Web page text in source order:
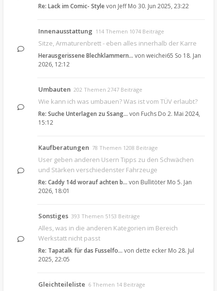
Re: Lack im Comic- Stylevon Jeff Mo 30. Jun 2025, 23:22
Innenausstattung 114 Themen 1074 Beiträge
Sitze, Armaturenbrett - eben alles innerhalb der Karre
Herausgerissene Blechklammern… von weichei65 So 18. Jan
2026, 12:12
Umbauten 202 Themen 2747 Beiträge
Wie kann ich was umbauen? Was ist vom TÜV erlaubt?
Re: Suche Unterlagen zu Ssang… von Fuchs Do 2. Mai 2024,
15:12
Kaufberatungen 78 Themen 1208 Beiträge
User geben anderen Usern Tipps zu den Schwächen
und Stärken verschiedenster Fahrzeuge
Re: Caddy 14d worauf achten b… von Bullitöter Mo 5. Jan
2026, 18:01
Sonstiges 393 Themen 5153 Beiträge
Alles, was in die anderen Kategorien im Bereich
Werkstatt nicht passt
Re: Tapatalk für das Fusselfo… von dette ecker Mo 28. Jul
2025, 22:05
Gleichteileliste 6 Themen 14 Beiträge